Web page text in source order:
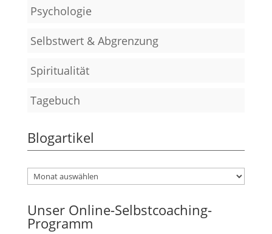
Psychologie
Selbstwert & Abgrenzung
Spiritualität
Tagebuch
Blogartikel
Unser Online-Selbstcoaching-
Programm